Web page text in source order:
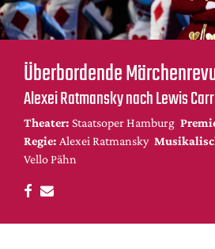
Bühnenwelt
Festivals & Veranstaltungen
Menschen & Theater
Themen
Internationales
Nachrufe
Medientipps
DdB-map
Kalender
Überbordende
Alexei Ratmansky nach Lewis
Theater: Staatsoper Hamburg
Regie: Alexei Ratmansky
Vello Pähn